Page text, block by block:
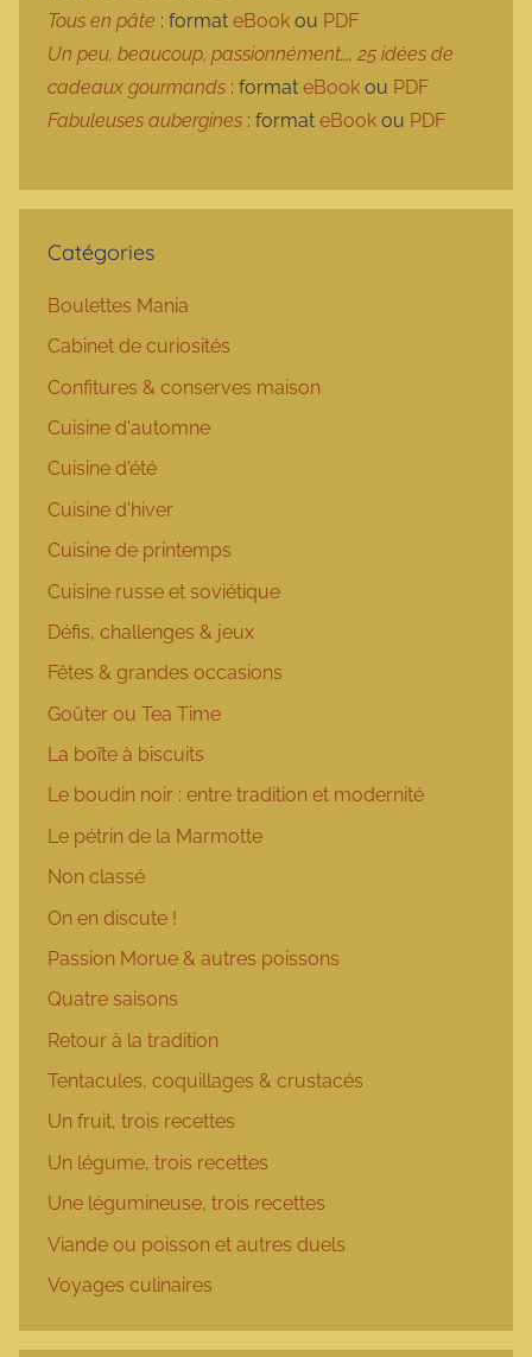
Tous en pâte : format eBook ou PDF
Un peu, beaucoup, passionnément…, 25 idées de
cadeaux gourmands : format eBook ou PDF
Fabuleuses aubergines : format eBook ou PDF
Catégories
Boulettes Mania
Cabinet de curiosités
Confitures & conserves maison
Cuisine d'automne
Cuisine d'été
Cuisine d'hiver
Cuisine de printemps
Cuisine russe et soviétique
Défis, challenges & jeux
Fêtes & grandes occasions
Goûter ou Tea Time
La boîte à biscuits
Le boudin noir : entre tradition et modernité
Le pétrin de la Marmotte
Non classé
On en discute !
Passion Morue & autres poissons
Quatre saisons
Retour à la tradition
Tentacules, coquillages & crustacés
Un fruit, trois recettes
Un légume, trois recettes
Une légumineuse, trois recettes
Viande ou poisson et autres duels
Voyages culinaires